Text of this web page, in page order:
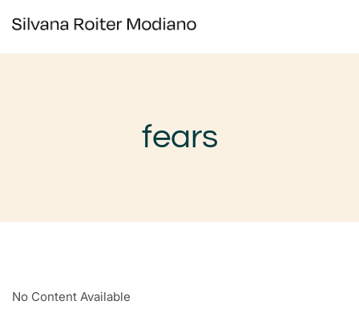
fears
No Content Available